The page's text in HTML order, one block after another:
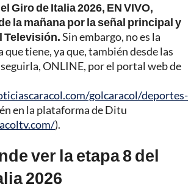
Giro de Italia 2026, EN VIVO,
la mañana por la señal principal y
Televisión.Sin embargo, no es la
tiene, ya que, también desde las
ONLINE, por el portal web de
golcaracol/deportes-
en la plataforma de Ditu
).
ver la etapa 8 del
2026